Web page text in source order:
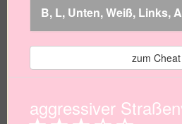
B, L, Unten, Weiß, Links,
zum Cheat
aggressiver